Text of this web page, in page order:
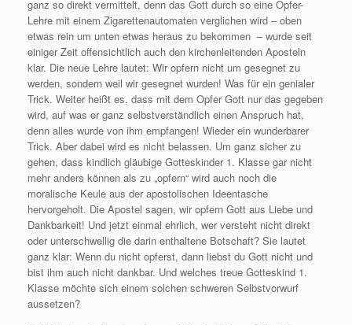
ganz so direkt vermittelt, denn das Gott durch so eine Opfer-
Lehre mit einem Zigarettenautomaten verglichen wird – oben
etwas rein um unten etwas heraus zu bekommen – wurde seit
einiger Zeit offensichtlich auch den kirchenleitenden Aposteln
klar. Die neue Lehre lautet: Wir opfern nicht um gesegnet zu
werden, sondern weil wir gesegnet wurden! Was für ein genialer
Trick. Weiter heißt es, dass mit dem Opfer Gott nur das gegeben
wird, auf was er ganz selbstverständlich einen Anspruch hat,
denn alles wurde von ihm empfangen! Wieder ein wunderbarer
Trick. Aber dabei wird es nicht belassen. Um ganz sicher zu
gehen, dass kindlich gläubige Gotteskinder 1. Klasse gar nicht
mehr anders können als zu „opfern“ wird auch noch die
moralische Keule aus der apostolischen Ideentasche
hervorgeholt. Die Apostel sagen, wir opfern Gott aus Liebe und
Dankbarkeit! Und jetzt einmal ehrlich, wer versteht nicht direkt
oder unterschwellig die darin enthaltene Botschaft? Sie lautet
ganz klar: Wenn du nicht opferst, dann liebst du Gott nicht und
bist ihm auch nicht dankbar. Und welches treue Gotteskind 1.
Klasse möchte sich einem solchen schweren Selbstvorwurf
aussetzen?